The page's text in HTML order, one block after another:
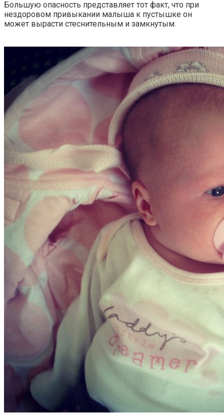
Большую опасность представляет тот факт, что при
нездоровом привыкании малыша к пустышке он
может вырасти стеснительным и замкнутым.